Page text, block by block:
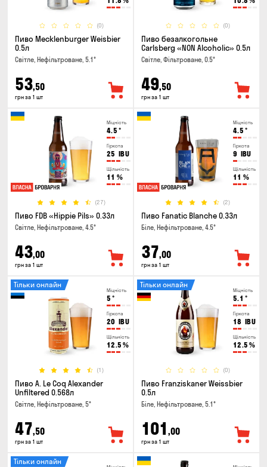
(0)
Пиво Mecklenburger Weisbier
0.5л
Світле, Нефільтроване, 5.1°
53,50
грн за 1 шт
(0)
Пиво безалкогольне
Carlsberg «NON Alcoholic» 0.5л
Світле, Фільтроване, 0.5°
49,50
грн за 1 шт
Міцність
4.5 °
Гіркота
25 IBU
Щільність
11 %
(27)
Пиво FDB «Hippie Pils» 0.33л
Світле, Нефільтроване, 4.5°
43,00
грн за 1 шт
Міцність
4.5 °
Гіркота
9 IBU
Щільність
11 %
(2)
Пиво Fanatic Blanche 0.33л
Біле, Нефільтроване, 4.5°
37,00
грн за 1 шт
Міцність
5 °
Гіркота
20 IBU
Щільність
12.5 %
(1)
Тільки онлайн
Пиво A. Le Coq Alexander
Unfiltered 0.568л
Світле, Нефільтроване, 5°
47,50
грн за 1 шт
Міцність
5.1 °
Гіркота
18 IBU
Щільність
12.5 %
(0)
Тільки онлайн
Пиво Franziskaner Weissbier
0.5л
Біле, Нефільтроване, 5.1°
101 ,00
грн за 1 шт
Тільки онлайн